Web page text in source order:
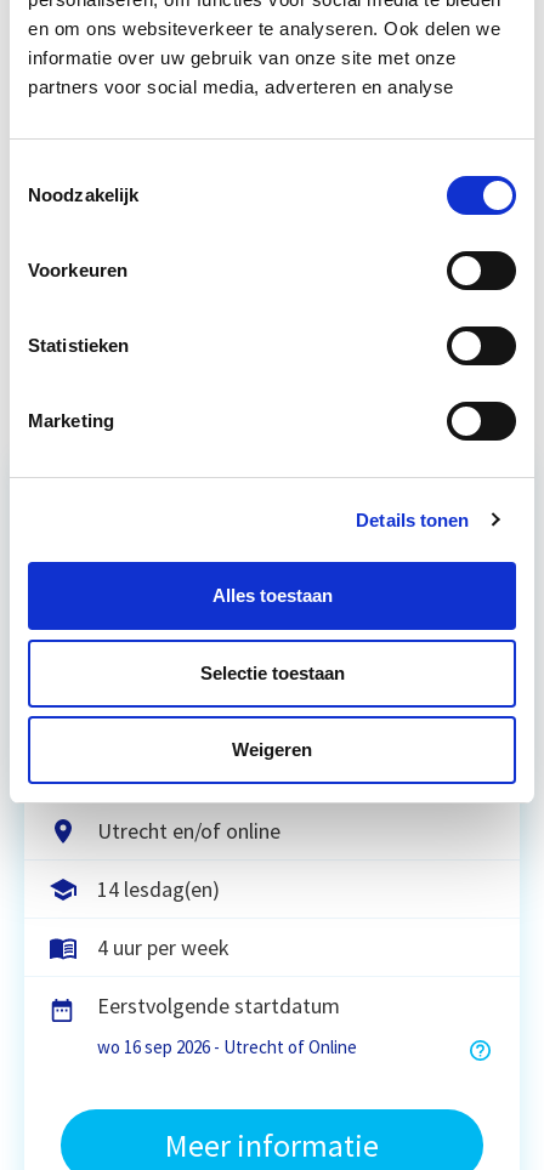
en om ons websiteverkeer te analyseren. Ook delen we
informatie over uw gebruik van onze site met onze
partners voor social media, adverteren en analyse
Noodzakelijk
Voorkeuren
Statistieken
Marketing
Details tonen
Alles toestaan
Selectie toestaan
Weigeren
Boeiend verhaal? Duik dan eens
in deze opleidingen:
Projectontwikkeling
Vastgoedrecht & Bouwrecht
onvermijdelijke) incidentele juridische ongelukken
zo goed mogelijk zelf kunt afhandelen. Klassikaal
Lees verder
Utrecht en/of online
14 lesdag(en)
4 uur per week
Eerstvolgende startdatum
wo 16 sep 2026 - Utrecht of Online
Meer informatie